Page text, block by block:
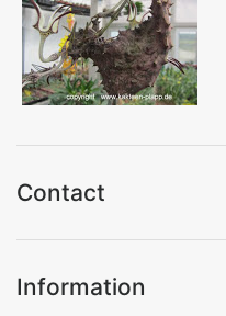
Contact
Information